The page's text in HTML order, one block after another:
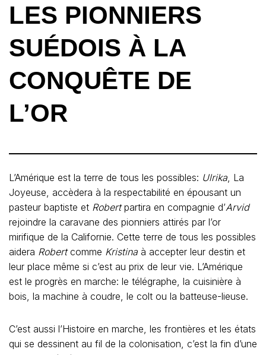
LES PIONNIERS
SUÉDOIS À LA
CONQUÊTE DE
L’OR
L’Amérique est la terre de tous les possibles: Ulrika , La
Joyeuse, accèdera à la respectabilité en épousant un
pasteur baptiste et Robertpartira en compagnie d’Arvid
rejoindre la caravane des pionniers attirés par l’or
mirifique de la Californie. Cette terre de tous les possibles
aidera Robertcomme Kristina à accepter leur destin et
leur place même si c’est au prix de leur vie. L’Amérique
est le progrès en marche: le télégraphe, la cuisinière à
bois, la machine à coudre, le colt ou la batteuse-lieuse.
C’est aussi l’Histoire en marche, les frontières et les états
qui se dessinent au fil de la colonisation, c’est la fin d’une